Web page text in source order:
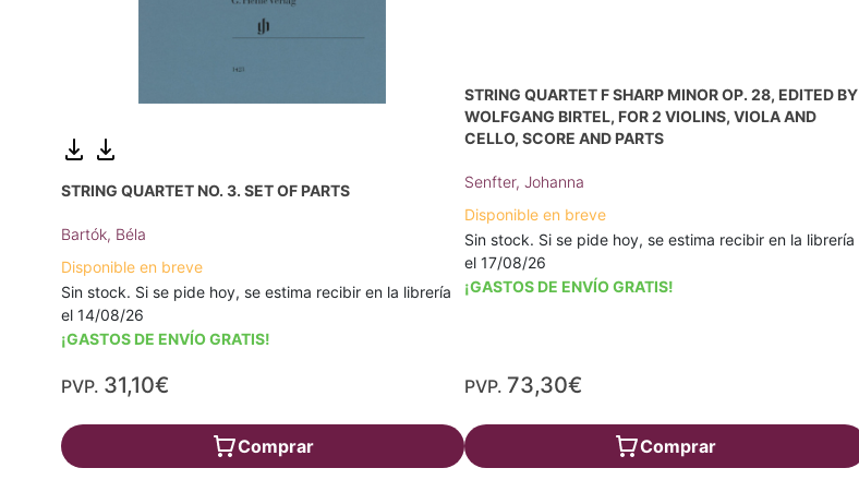
STRING QUARTET NO. 3. SET OF PARTS
Bartók, Béla
Disponible en breve
Sin stock. Si se pide hoy, se estima recibir en la librería
el 14/08/26
¡GASTOS DE ENVÍO GRATIS!
PVP. 31,10€
Comprar
STRING QUARTET F SHARP MINOR OP. 28, EDITED BY
WOLFGANG BIRTEL, FOR 2 VIOLINS, VIOLA AND
CELLO, SCORE AND PARTS
Senfter, Johanna
Disponible en breve
Sin stock. Si se pide hoy, se estima recibir en la librería
el 17/08/26
¡GASTOS DE ENVÍO GRATIS!
PVP. 73,30€
Comprar